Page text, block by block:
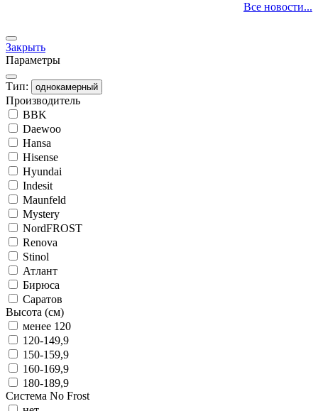
Все новости...
Закрыть
Параметры
Тип: однокамерный
Производитель
BBK
Daewoo
Hansa
Hisense
Hyundai
Indesit
Maunfeld
Mystery
NordFROST
Renova
Stinol
Атлант
Бирюса
Саратов
Высота (см)
менее 120
120-149,9
150-159,9
160-169,9
180-189,9
Система No Frost